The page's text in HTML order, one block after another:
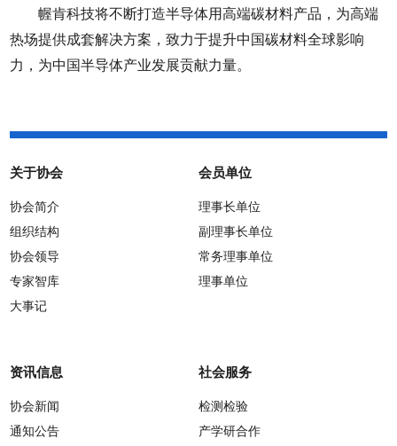
幄肯科技将不断打造半导体用高端碳材料产品，为高端
热场提供成套解决方案，致力于提升中国碳材料全球影响
力，为中国半导体产业发展贡献力量。
关于协会
协会简介
组织结构
协会领导
专家智库
大事记
会员单位
理事长单位
副理事长单位
常务理事单位
理事单位
资讯信息
协会新闻
通知公告
社会服务
检测检验
产学研合作